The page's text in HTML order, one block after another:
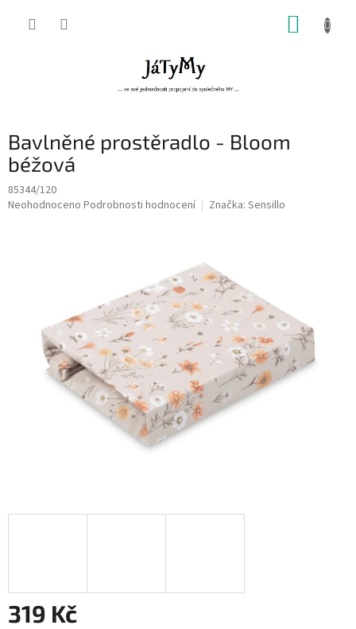
Bavlněné prostěradlo - Bloom
béžová
85344/120
Průměrné
Neohodnoceno Podrobnosti hodnocení Značka: Sensillo
319 Kč